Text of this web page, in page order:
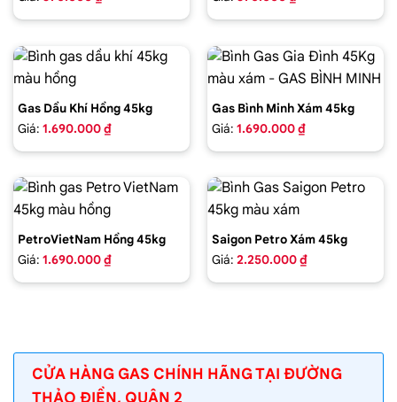
Gas Dầu Khí Hồng 45kg
Giá: 1.690.000 ₫
Gas Bình Minh Xám 45kg
Giá: 1.690.000 ₫
PetroVietNam Hồng 45kg
Giá: 1.690.000 ₫
Saigon Petro Xám 45kg
Giá: 2.250.000 ₫
CỬA HÀNG GAS CHÍNH HÃNG TẠI ĐƯỜNG